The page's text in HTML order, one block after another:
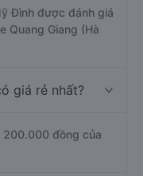
Đình được đánh giá
Quang Giang (Hà
giá rẻ nhất?
200.000 đồng của